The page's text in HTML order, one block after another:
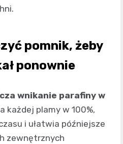
pomnik, żeby
ponownie
wnikanie parafiny w
każdej plamy w 100%,
i ułatwia późniejsze
zewnętrznych